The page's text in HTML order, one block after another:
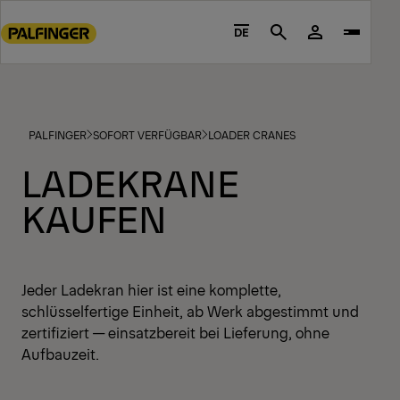
to
footer
DE Search
PALFINGER SOFORT VERFÜGBAR LOADER CRANES
LADEKRANE
KAUFEN
Jeder Ladekran hier ist eine komplette,
schlüsselfertige Einheit, ab Werk abgestimmt und
zertifiziert — einsatzbereit bei Lieferung, ohne
Aufbauzeit.